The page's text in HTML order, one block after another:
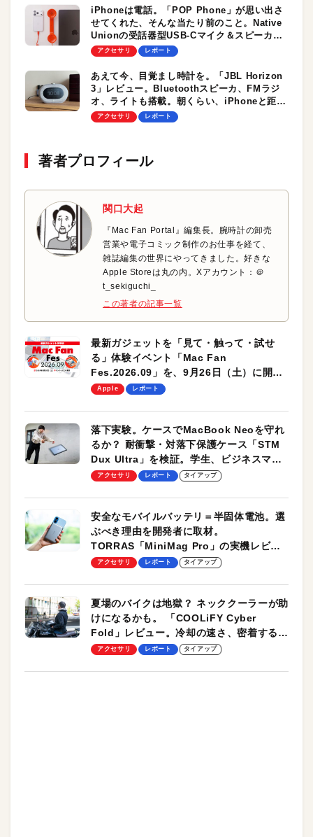
iPhoneは電話。「POP Phone」が思い出さ
せてくれた、そんな当たり前のこと。Native
Unionの受話器型USB-Cマイク＆スピーカを
実機レビュー。MacやiPadとも使えるぞ！
アクセサリ レポート
あえて今、目覚まし時計を。「JBL Horizon
3」レビュー。Bluetoothスピーカ、FMラジ
オ、ライトも搭載。朝くらい、iPhoneと距離
を置いてもいいんじゃない？
アクセサリ レポート
著者プロフィール
関口大起
『Mac Fan Portal』編集長。腕時計の卸売
営業や電子コミック制作のお仕事を経て、
雑誌編集の世界にやってきました。好きな
Apple Storeは丸の内。Xアカウント：＠
t_sekiguchi_
この著者の記事一覧
最新ガジェットを「見て・触って・試せ
る」体験イベント「Mac Fan
Fes.2026.09」を、9月26日（土）に開催
します！
Apple レポート
落下実験。ケースでMacBook Neoを守れ
るか？ 耐衝撃・対落下保護ケース「STM
Dux Ultra」を検証。学生、ビジネスマン
のモバイルユースに最適！
アクセサリ レポート タイアップ
安全なモバイルバッテリ＝半固体電池。選
ぶべき理由を開発者に取材。
TORRAS「MiniMag Pro」の実機レビュ
ーも
アクセサリ レポート タイアップ
夏場のバイクは地獄？ ネッククーラーが助
けになるかも。 「COOLiFY Cyber
Fold」レビュー。冷却の速さ、密着する冷
却プレート、シンプルな操作性がグッド！
アクセサリ レポート タイアップ